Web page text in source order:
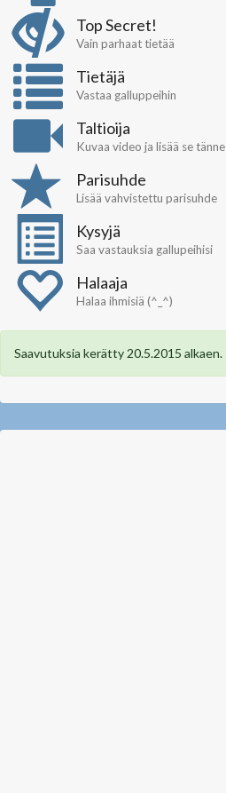
Top Secret!
Vain parhaat tietää
Tietäjä
Vastaa galluppeihin
Taltioija
Kuvaa video ja lisää se tänne
Parisuhde
Lisää vahvistettu parisuhde
Kysyjä
Saa vastauksia gallupeihisi
Halaaja
Halaa ihmisiä (^_^)
Saavutuksia kerätty 20.5.2015 alkaen.